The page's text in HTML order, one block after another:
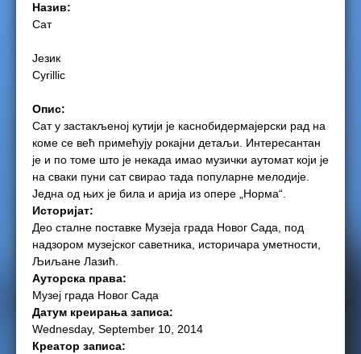
e
e
r
e
Назив:
Сат
Језик
Cyrillic
Опис:
Сат у застакљеној кутији је каснобидермајерски рад на
коме се већ примећују рокајни детаљи. Интересантан
је и по томе што је некада имао музички аутомат који је
на сваки пуни сат свирао тада популарне мелодије.
Једна од њих је била и арија из опере „Норма“.
Историјат:
Део сталне поставке Музеја града Новог Сада, под
надзором музејског саветника, историчара уметности,
Љиљане Лазић.
Ауторска права:
Музеј града Новог Сада
Датум креирања записа:
Wednesday, September 10, 2014
Креатор записа: